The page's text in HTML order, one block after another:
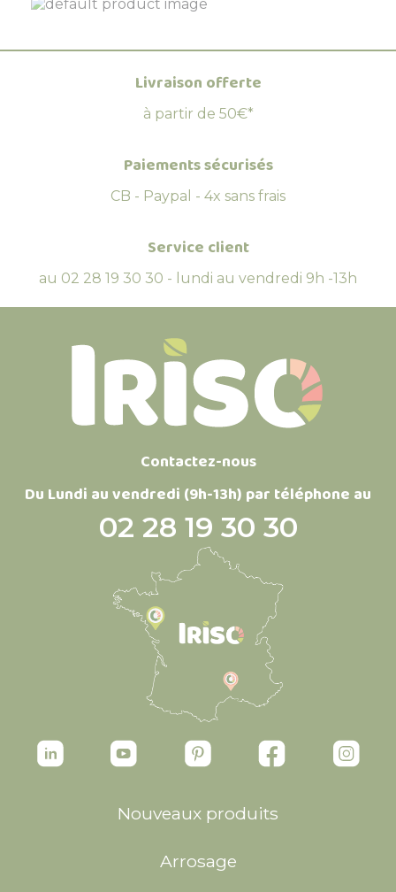
Livraison offerte
à partir de 50€*
Paiements sécurisés
CB - Paypal - 4x sans frais
Service client
au 02 28 19 30 30 - lundi au vendredi 9h -13h
Contactez-nous
Du Lundi au vendredi (9h-13h) par téléphone au
02 28 19 30 30
Nouveaux produits
Arrosage